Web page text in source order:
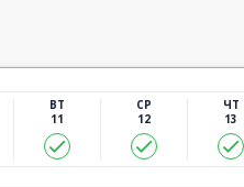
ВТ
11
СР
12
ЧТ
13